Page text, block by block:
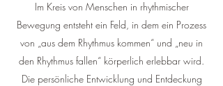
Im Kreis von Menschen in rhythmischer
Bewegung entsteht ein Feld, in dem ein Prozess
von „aus dem Rhythmus kommen“ und „neu in
den Rhythmus fallen“ körperlich erlebbar wird.
Die persönliche Entwicklung und Entdeckung